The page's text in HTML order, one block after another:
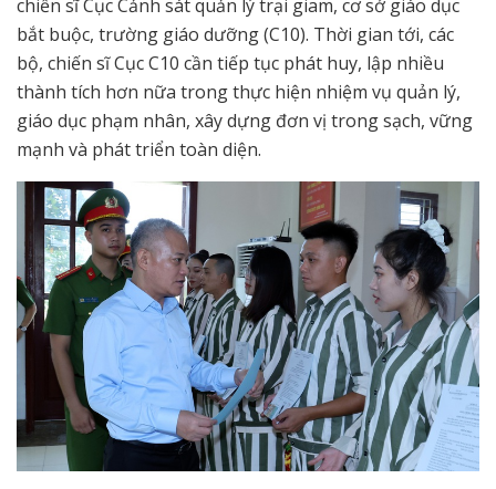
chiến sĩ Cục Cảnh sát quản lý trại giam, cơ sở giáo dục
bắt buộc, trường giáo dưỡng (C10). Thời gian tới, các
bộ, chiến sĩ Cục C10 cần tiếp tục phát huy, lập nhiều
thành tích hơn nữa trong thực hiện nhiệm vụ quản lý,
giáo dục phạm nhân, xây dựng đơn vị trong sạch, vững
mạnh và phát triển toàn diện.